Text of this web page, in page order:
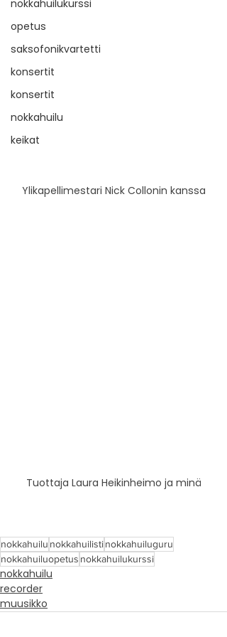
nokkahuilukurssi
opetus
saksofonikvartetti
konsertit
konsertit
nokkahuilu
keikat
Ylikapellimestari Nick Collonin kanssa
Tuottaja Laura Heikinheimo ja minä
nokkahuilu nokkahuilistinokkahuiluguru
nokkahuiluopetus nokkahuilukurssi
nokkahuilu
recorder
muusikko